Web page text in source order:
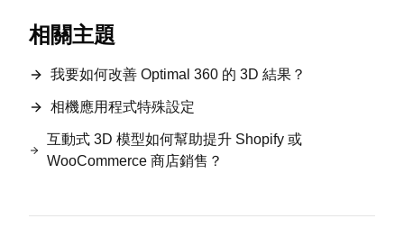
相關主題
我要如何改善 Optimal 360 的 3D 結果？
相機應用程式特殊設定
互動式 3D 模型如何幫助提升 Shopify 或
WooCommerce 商店銷售？